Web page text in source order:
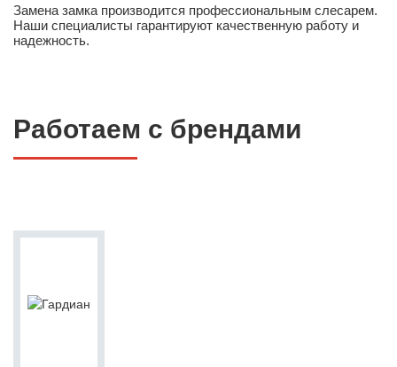
Замена замка производится профессиональным слесарем.
Наши специалисты гарантируют качественную работу и
надежность.
Работаем с брендами